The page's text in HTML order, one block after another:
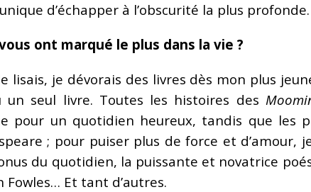
d’échapper à l’obscurité la plus profonde.
ont marqué le plus dans la vie ?
lisais, je dévorais des livres dès mon plus
un seul livre. Toutes les histoires des
pour un quotidien heureux, tandis que les
; pour puiser plus de force et d’amour,
du quotidien, la puissante et novatrice
Et tant d’autres.